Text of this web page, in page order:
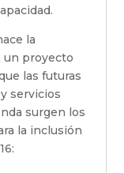
la
, un proyecto
las futuras
servicios
surgen los
la inclusión